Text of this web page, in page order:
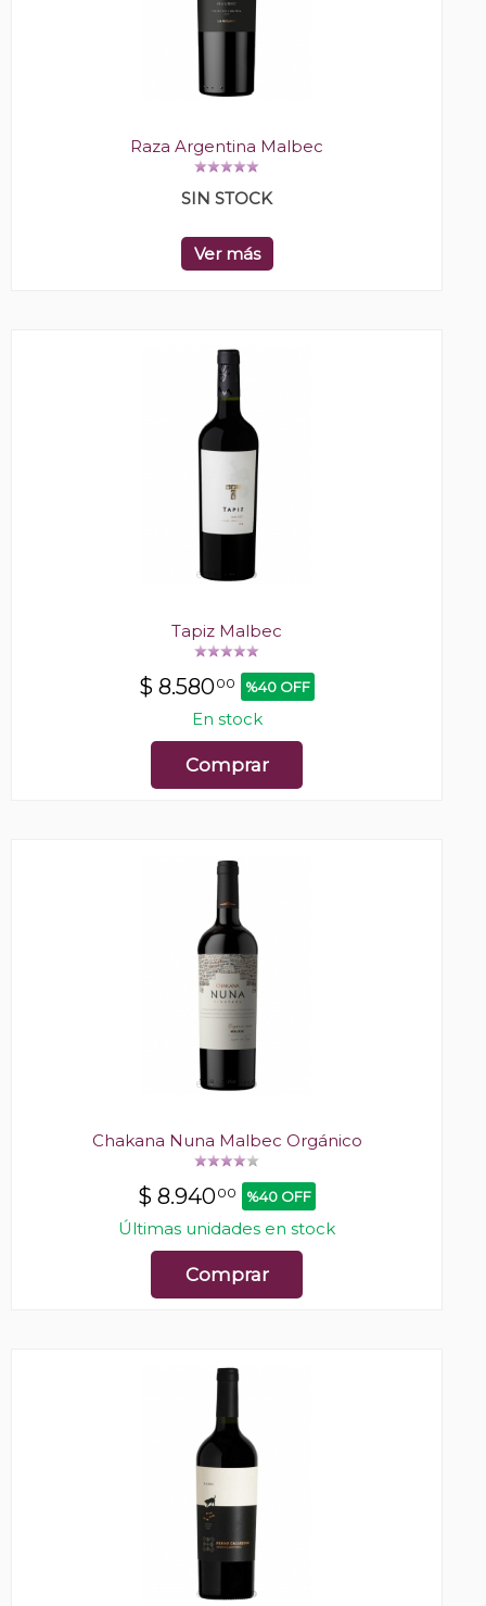
Raza Argentina Malbec
SIN STOCK
Ver más
Tapiz Malbec
$ 8.58000 %40 OFF
En stock
Comprar
Chakana Nuna Malbec Orgánico
$ 8.94000 %40 OFF
Últimas unidades en stock
Comprar